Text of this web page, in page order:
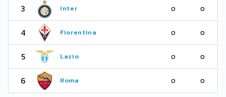
3 Inter 0 0
4 Fiorentina 0 0
5 Lazio 0 0
6 Roma 0 0